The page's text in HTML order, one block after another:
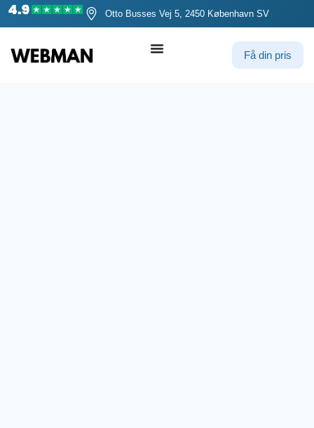
Otto Busses Vej 5, 2450 København SV
Få din pris